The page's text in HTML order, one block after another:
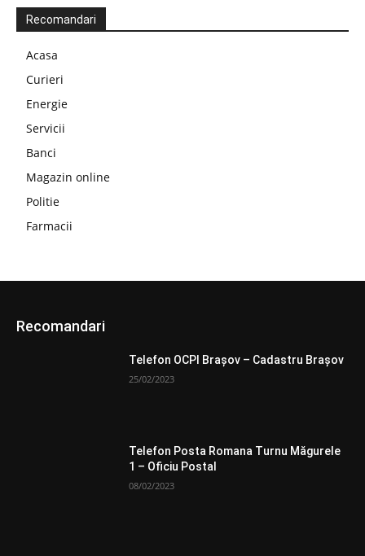
Recomandari
Acasa
Curieri
Energie
Servicii
Banci
Magazin online
Politie
Farmacii
Recomandari
Telefon OCPI Braşov – Cadastru Braşov
25/02/2023
Telefon Posta Romana Turnu Măgurele
1 – Oficiu Postal
08/02/2023